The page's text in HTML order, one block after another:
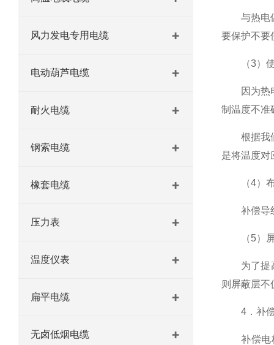
风力发电专用电缆
电动葫芦电缆
耐火电缆
钢索电缆
橡套电缆
压力表
温度仪表
扁平电缆
无卤低烟电缆
与热电偶
要保护不要
（3）使
因为热电
制温度不准
根据我们
是将温度对
（4）
补偿导线
（5）屏
为了提高
则屏蔽层不
4．补偿
补偿电桥